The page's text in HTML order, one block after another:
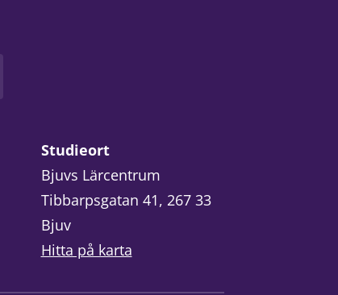
Studieort
Bjuvs Lärcentrum
Tibbarpsgatan 41, 267 33
Bjuv
Hitta på karta